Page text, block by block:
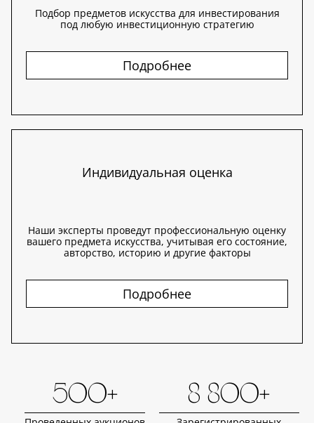
Подбор предметов искусства для инвестирования
под любую инвестиционную стратегию
Подробнее
Индивидуальная оценка
Наши эксперты проведут профессиональную оценку
вашего предмета искусства, учитывая его состояние,
авторство, историю и другие факторы
Подробнее
500+ 8 800+